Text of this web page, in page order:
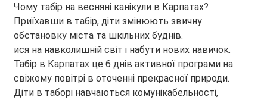
Чому табір на весняні канікули в Карпатах?
Приїхавши в табір, діти змінюють звичну
обстановку міста та шкільних буднів.
ися на навколишній світ і набути нових навичок.
Табір в Карпатах це 6 днів активної програми на
свіжому повітрі в оточенні прекрасної природи.
Діти в таборі навчаються комунікабельності,